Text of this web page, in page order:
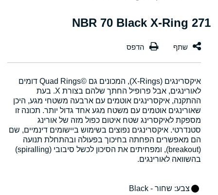
271 NBR 70 Black X-Ring
איקסרינגים (X-Rings), המכונים גם Quad Rings©‎ דומים
לאורינגים, אבל פרופיל החתך שלהם בצורת X. בעת
ההתקנה, איקסרינגים אוטמים עם ארבעה משטחי מגע, היכן
שאורינגים אוטמים עם משטח מגע אחד גדול יותר. תכונה זו
מספקת לאיקסרינג שטח איטום כפול מזה של אורינג
סטנדרטי. איקסרינגים נפוצים בשימוש ביישומים דינמיים, שם
הם מאפשרים הפחתה בחיכוך בפעולה ובהתחלת תנועה
(breakout), ומפחיתים את הסיכון לכשל סיבובי (spiralling)
בהשוואה לאורינגים.
צבע: שחור - Black